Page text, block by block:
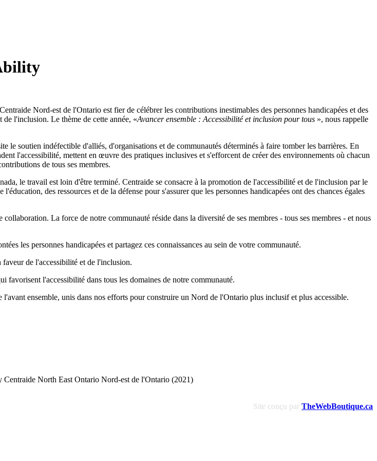
Nord-est de l'Ontario est fier de célébrer les contributions inestimables des personnes handicapées et des
de l'inclusion. Le thème de cette année, «Avancer ensemble : Accessibilité et inclusion pour tous », nous rappelle
soutien indéfectible d'alliés, d'organisations et de communautés déterminés à faire tomber les barrières. En
l'accessibilité, mettent en œuvre des pratiques inclusives et s'efforcent de créer des environnements où chacun
de tous ses membres.
le travail est loin d'être terminé. Centraide se consacre à la promotion de l'accessibilité et de l'inclusion par le
des ressources et de la défense pour s'assurer que les personnes handicapées ont des chances égales
collaboration. La force de notre communauté réside dans la diversité de ses membres - tous ses membres - et nous
les personnes handicapées et partagez ces connaissances au sein de votre communauté.
de l'accessibilité et de l'inclusion.
l'accessibilité dans tous les domaines de notre communauté.
ensemble, unis dans nos efforts pour construire un Nord de l'Ontario plus inclusif et plus accessible.
Centraide North East Ontario Nord-est de l'Ontario (2021)
Site conçu par TheWebBoutique.ca